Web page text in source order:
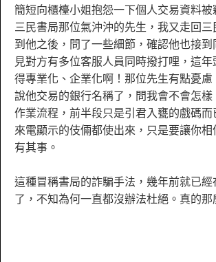
簡短向櫃檯小姐抱怨一下個人交易資料
三民書局那位氣沖沖的先生，我又走回
到他之後，問了一些細節，確認他也接
見對方有多位客服人員同時撥打哩，這
得專業化、企業化啊！那位先生有點憂
說他交易的銀行名稱了，問我會不會怎
作業流程，前半段只是引君入甕的戲碼
來電顯示的伎倆都使出來，只是要讓你
有其事。
這種冒稱書局的詐騙手法，幾年前就已
了，不知為何一直都沒辦法杜絕。真的那